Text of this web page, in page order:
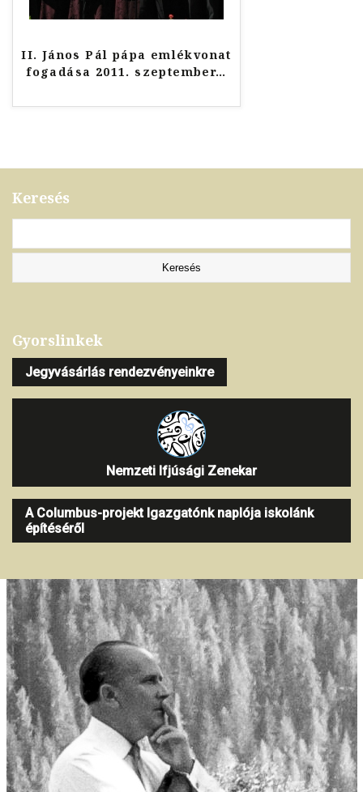
II. János Pál pápa emlékvonat
fogadása 2011. szeptember…
Keresés
Gyorslinkek
Jegyvásárlás rendezvényeinkre
Nemzeti Ifjúsági Zenekar
A Columbus-projekt Igazgatónk naplója iskolánk
építéséről